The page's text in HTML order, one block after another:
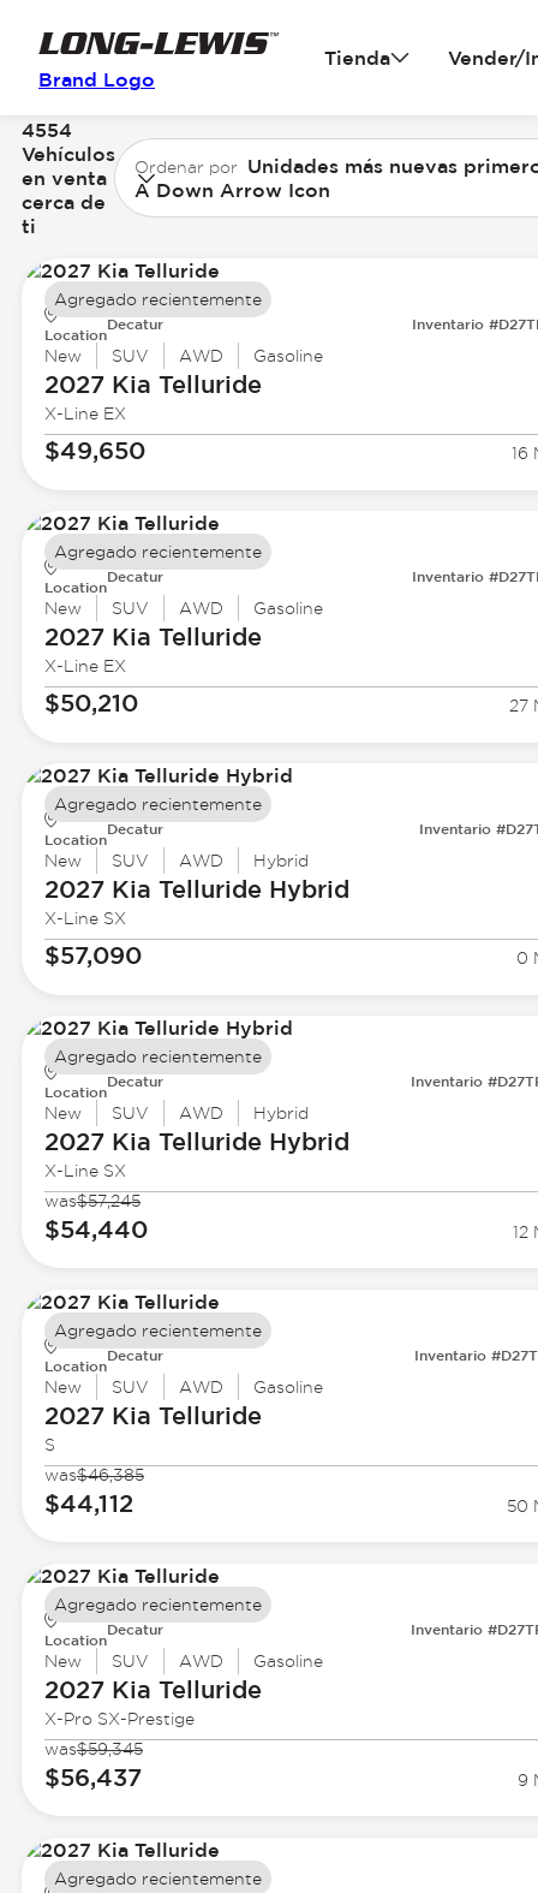
Brand Logo
Tienda Vender/
4554
Vehículos
en venta
cerca de
ti
Ordenar por Unidades más nuevas
A Down Arrow Icon
Location
Decatur Inventario
New SUV AWD Gasoline
2027 Kia Telluride
X-Line EX
$49,650 16
Agregado recientemente
Location
Decatur Inventario
New SUV AWD Gasoline
2027 Kia Telluride
X-Line EX
$50,210 27
Agregado recientemente
Location
Decatur Inventario
New SUV AWD Hybrid
2027 Kia Telluride Hybrid
X-Line SX
$57,090 0
Agregado recientemente
Location
Decatur Inventario
New SUV AWD Hybrid
2027 Kia Telluride Hybrid
X-Line SX
was$57,245
$54,440 12
Agregado recientemente
Location
Decatur Inventario
New SUV AWD Gasoline
2027 Kia Telluride
S
was$46,385
$44,112 50
Agregado recientemente
Location
Decatur Inventario
New SUV AWD Gasoline
2027 Kia Telluride
X-Pro SX-Prestige
was$59,345
$56,437 9
Agregado recientemente
Agregado recientemente